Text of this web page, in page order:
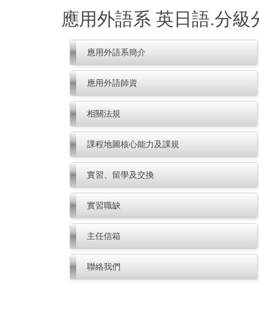
應用外語系 英日語.分級
應用外語系簡介
應用外語師資
相關法規
課程地圖核心能力及課規
實習、留學及交換
實習職缺
主任信箱
聯絡我們